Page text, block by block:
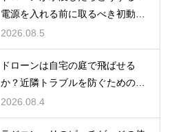
電源を入れる前に取るべき初動を
解説
2026.08.5
ドローンは自宅の庭で飛ばせる
か？近隣トラブルを防ぐための注
意点を解説
2026.08.4